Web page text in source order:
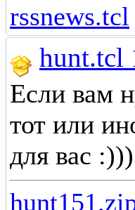
rssnews.tcl
hunt.tcl
Если вам
тот или
для вас :)))